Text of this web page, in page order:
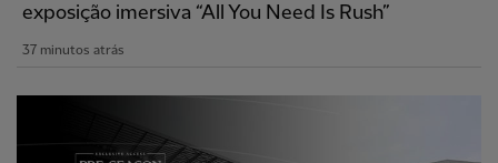
exposição imersiva “All You Need Is Rush”
37 minutos atrás